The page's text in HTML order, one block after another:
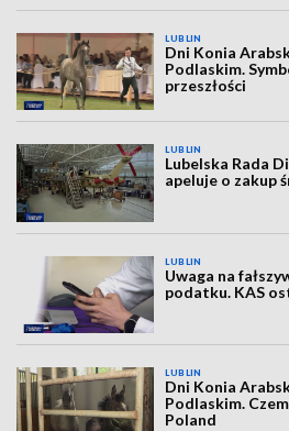
LUBLIN
Dni Konia
Podlaskim.
przeszłości
LUBLIN
Lubelska Rada
apeluje o zakup
LUBLIN
Uwaga na
podatku. KAS
LUBLIN
Dni Konia
Podlaskim.
Poland